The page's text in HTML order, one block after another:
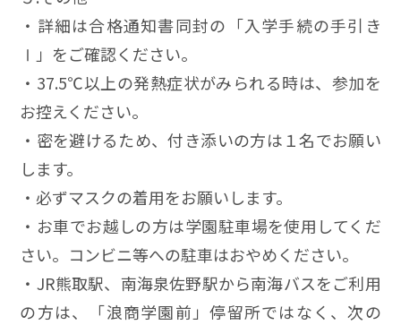
・詳細は合格通知書同封の「入学手続の手引き
Ⅰ」をご確認ください。
・37.5℃以上の発熱症状がみられる時は、参加を
お控えください。
・密を避けるため、付き添いの方は１名でお願い
します。
・必ずマスクの着用をお願いします。
・お車でお越しの方は学園駐車場を使用してくだ
さい。コンビニ等への駐車はおやめください。
・JR熊取駅、南海泉佐野駅から南海バスをご利用
の方は、「浪商学園前」停留所ではなく、次の